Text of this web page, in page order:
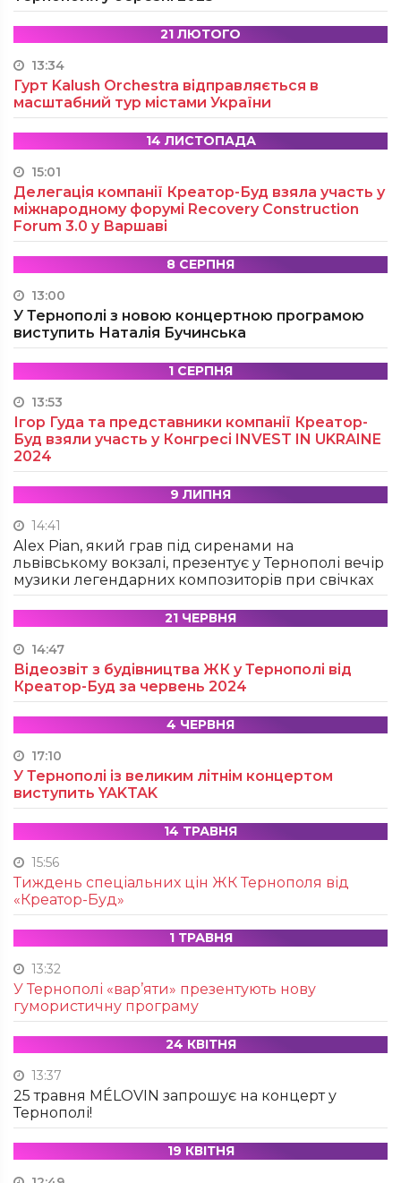
21 ЛЮТОГО
13:34
Гурт Kalush Orchestra відправляється в
масштабний тур містами України
14 ЛИСТОПАДА
15:01
Делегація компанії Креатор-Буд взяла участь у
міжнародному форумі Recovery Construction
Forum 3.0 у Варшаві
8 СЕРПНЯ
13:00
У Тернополі з новою концертною програмою
виступить Наталія Бучинська
1 СЕРПНЯ
13:53
Ігор Гуда та представники компанії Креатор-
Буд взяли участь у Конгресі INVEST IN UKRAINE
2024
9 ЛИПНЯ
14:41
Alex Pian, який грав під сиренами на
львівському вокзалі, презентує у Тернополі вечір
музики легендарних композиторів при свічках
21 ЧЕРВНЯ
14:47
Відеозвіт з будівництва ЖК у Тернополі від
Креатор-Буд за червень 2024
4 ЧЕРВНЯ
17:10
У Тернополі із великим літнім концертом
виступить YAKTAK
14 ТРАВНЯ
15:56
Тиждень спеціальних цін ЖК Тернополя від
«Креатор-Буд»
1 ТРАВНЯ
13:32
У Тернополі «вар’яти» презентують нову
гумористичну програму
24 КВІТНЯ
13:37
25 травня MÉLOVIN запрошує на концерт у
Тернополі!
19 КВІТНЯ